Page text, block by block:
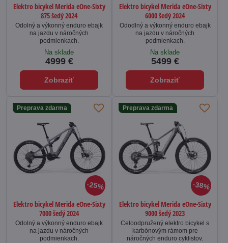
Elektro bicykel Merida eOne-Sixty
875 šedý 2024
Odolný a výkonný enduro ebajk
na jazdu v náročných
podmienkach.
Na sklade
4999 €
Zobraziť
Elektro bicykel Merida eOne-Sixty
6000 šedý 2024
Ododlný a výkonný enduro ebajk
na jazdu v náročných
podmienkach.
Na sklade
5499 €
Zobraziť
25%
Preprava zdarma
Elektro bicykel Merida eOne-Sixty
7000 šedý 2024
Odolný a výkonný enduro ebajk
na jazdu v náročných
podmienkach.
38%
Preprava zdarma
Elektro bicykel Merida eOne-Sixty
9000 šedý 2023
Celoodpružený elektro bicykel s
karbónovým rámom pre
náročných enduro cyklistov.